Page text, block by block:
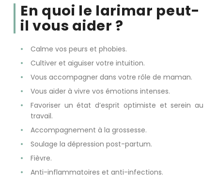
En quoi le larimar peut-
il vous aider ?
Calme vos peurs et phobies.
Cultiver et aiguiser votre intuition.
Vous accompagner dans votre rôle de maman.
Vous aider à vivre vos émotions intenses.
Favoriser un état d’esprit optimiste et serein au
travail.
Accompagnement à la grossesse.
Soulage la dépression post-partum.
Fièvre.
Anti-inflammatoires et anti-infections.